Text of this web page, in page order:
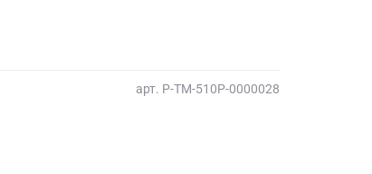
арт. Р-ТМ-510Р-0000028